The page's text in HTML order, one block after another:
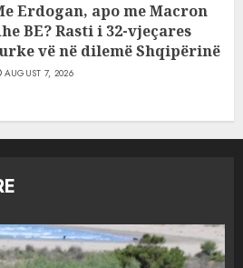
Erdogan, apo me Macron
BE? Rasti i 32-vjeçares
vë në dilemë Shqipërinë
AUGUST 7, 2026